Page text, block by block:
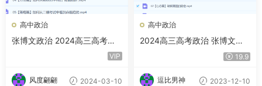
高中政治
张博文政治 2024高三高考政
治 二轮精讲春季班 百度云网VIP
风度翩翩 2024-03-10
高中政治
2024高三高考政治 张博文政
19.9
逗比男神 2023-12-10